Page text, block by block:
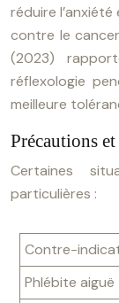
réduire
contre le
(2023)
réflexologie
meilleure
Précautions
Certaines
particulières :
Contre-
Phlébite aiguë